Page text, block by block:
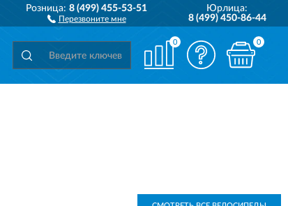
ДОСТАВИМ ПО ВСЕЙ РОССИИ
Розница:8 (499) 455-53-51
Перезвоните мне
Юрлица:
8 (499) 450-86-44
0 0